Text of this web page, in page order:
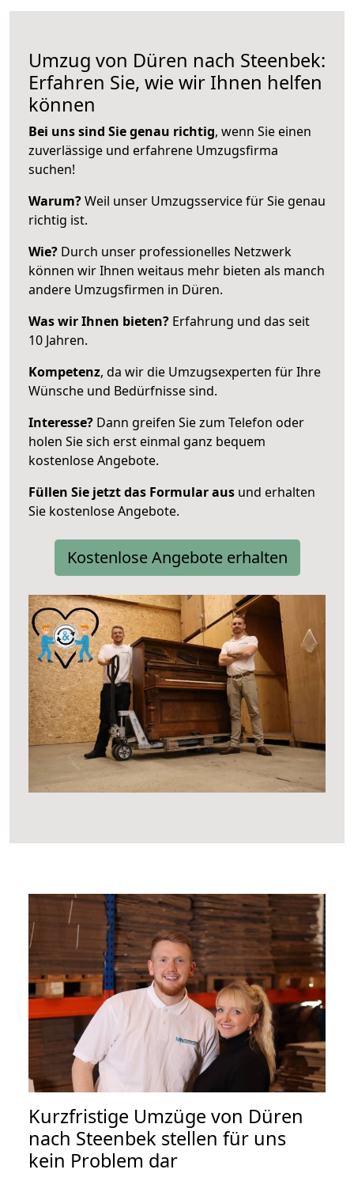
Umzug von Düren nach Steenbek:
Erfahren Sie, wie wir Ihnen helfen
können
Bei uns sind Sie genau richtig, wenn Sie einen
zuverlässige und erfahrene Umzugsfirma
suchen!
Warum?Weil unser Umzugsservice für Sie genau
richtig ist.
Wie? Durch unser professionelles Netzwerk
können wir Ihnen weitaus mehr bieten als manch
andere Umzugsfirmen in Düren.
Was wir Ihnen bieten? Erfahrung und das seit
10 Jahren.
Kompetenz, da wir die Umzugsexperten für Ihre
Wünsche und Bedürfnisse sind.
Interesse? Dann greifen Sie zum Telefon oder
holen Sie sich erst einmal ganz bequem
kostenlose Angebote.
Füllen Sie jetzt das Formular aus und erhalten
Sie kostenlose Angebote.
Kostenlose Angebote erhalten
Kurzfristige Umzüge von Düren
nach Steenbek stellen für uns
kein Problem dar